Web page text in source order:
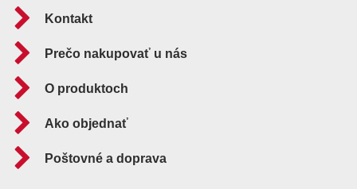
Kontakt
Prečo nakupovať u nás
O produktoch
Ako objednať
Poštovné a doprava